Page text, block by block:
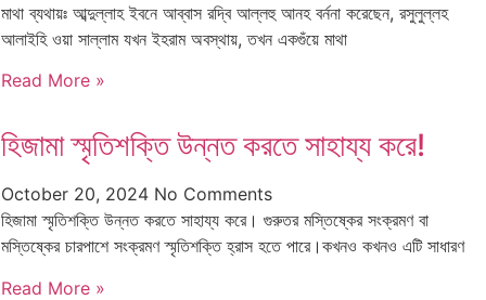
মাথা ব্যথায়ঃ আব্দুল্লাহ ইবনে আব্বাস রদ্বি আল্লহু আনহ বর্ননা করেছেন, রসুলুল্লহ
আলাইহি ওয়া সাল্লাম যখন ইহরাম অবস্থায়, তখন একগুঁয়ে মাথা
Read More »
হিজামা স্মৃতিশক্তি উন্নত করতে সাহায্য করে!
October 20, 2024 No Comments
হিজামা স্মৃতিশক্তি উন্নত করতে সাহায্য করে। গুরুতর মস্তিষ্কের সংক্রমণ বা
মস্তিষ্কের চারপাশে সংক্রমণ স্মৃতিশক্তি হ্রাস হতে পারে।কখনও কখনও এটি সাধারণ
Read More »